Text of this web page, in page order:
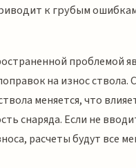
к грубым
проблемой
на износ ствола.
меняется, что
снаряда. Если не
расчеты будут все